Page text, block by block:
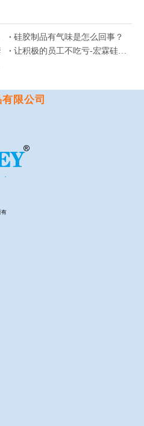
硅胶制品有气味是怎么回事？
让积极的员工不吃亏-宏霖硅胶制品厂三月积分兑换活动
限公司
有